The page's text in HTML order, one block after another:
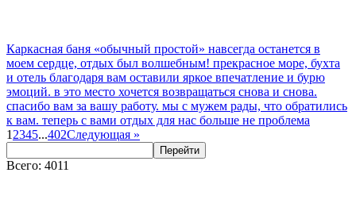
Каркасная баня «обычный простой» навсегда останется в
моем сердце, отдых был волшебным! прекрасное море, бухта
и отель благодаря вам оставили яркое впечатление и бурю
эмоций. в это место хочется возвращаться снова и снова.
спасибо вам за вашу работу. мы с мужем рады, что обратились
к вам. теперь с вами отдых для нас больше не проблема
1 2345...402Следующая »
Перейти
Всего: 4011